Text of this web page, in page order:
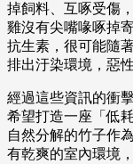
掉飼料、互啄受傷
雞沒有尖嘴喙啄掉
抗生素，很可能隨
排出汙染環境，惡性
經過這些資訊的衝
希望打造一座「低
自然分解的竹子作
有乾爽的室內環境